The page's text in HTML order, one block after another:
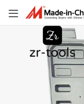
Forets Forstner en